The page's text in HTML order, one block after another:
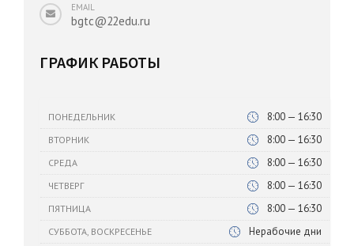
EMAIL
bgtc@22edu.ru
ГРАФИК РАБОТЫ
ПОНЕДЕЛЬНИК 8:00 — 16:30
ВТОРНИК 8:00 — 16:30
СРЕДА 8:00 — 16:30
ЧЕТВЕРГ 8:00 — 16:30
ПЯТНИЦА 8:00 — 16:30
СУББОТА, ВОСКРЕСЕНЬЕ Нерабочие дни